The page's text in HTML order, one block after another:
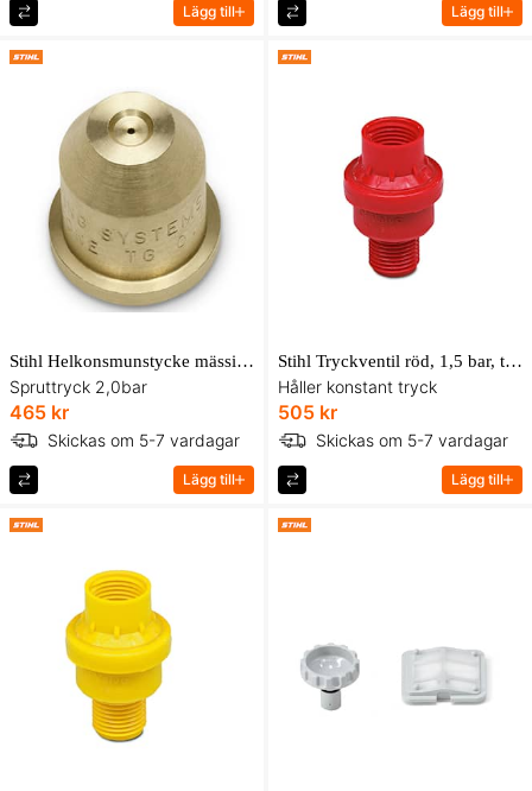
Lägg till Lägg till
Stihl Helkonsmunstycke mässing, till SG 31, SG 51
Spruttryck 2,0bar
465 kr
Skickas om 5-7 vardagar
Lägg till
Stihl Tryckventil röd, 1,5 bar, till SG 31, SG 51
Håller konstant tryck
505 kr
Skickas om 5-7 vardagar
Lägg till